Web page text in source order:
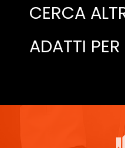
CERCA
ADATTI PER